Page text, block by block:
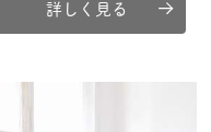
詳しく見る